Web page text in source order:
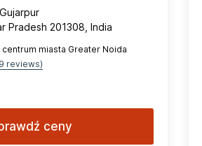
Pradesh 201308, India
centrum miasta Greater Noida
reviews)
ceny